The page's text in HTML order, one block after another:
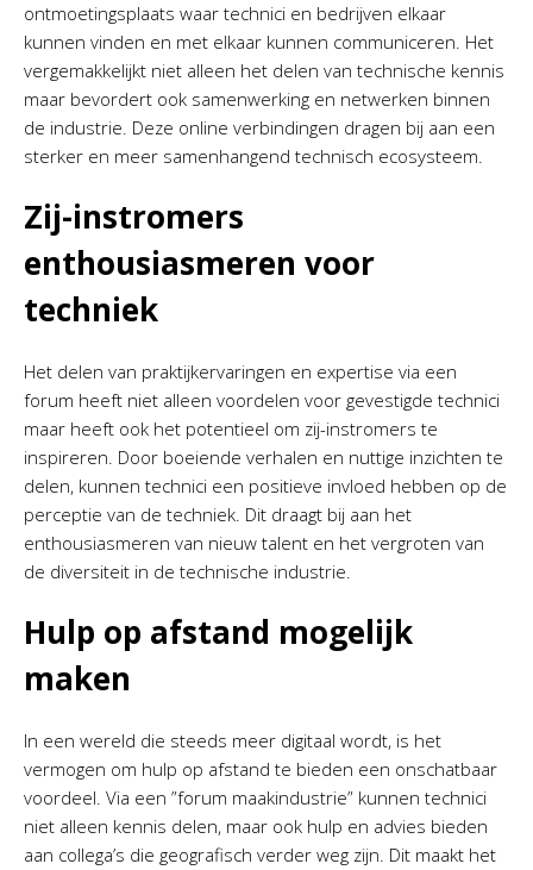
ontmoetingsplaats waar technici en bedrijven elkaar
kunnen vinden en met elkaar kunnen communiceren. Het
vergemakkelijkt niet alleen het delen van technische kennis
maar bevordert ook samenwerking en netwerken binnen
de industrie. Deze online verbindingen dragen bij aan een
sterker en meer samenhangend technisch ecosysteem.
Zij-instromers
enthousiasmeren voor
techniek
Het delen van praktijkervaringen en expertise via een
forum heeft niet alleen voordelen voor gevestigde technici
maar heeft ook het potentieel om zij-instromers te
inspireren. Door boeiende verhalen en nuttige inzichten te
delen, kunnen technici een positieve invloed hebben op de
perceptie van de techniek. Dit draagt bij aan het
enthousiasmeren van nieuw talent en het vergroten van
de diversiteit in de technische industrie.
Hulp op afstand mogelijk
maken
In een wereld die steeds meer digitaal wordt, is het
vermogen om hulp op afstand te bieden een onschatbaar
voordeel. Via een ”forum maakindustrie” kunnen technici
niet alleen kennis delen, maar ook hulp en advies bieden
aan collega’s die geografisch verder weg zijn. Dit maakt het